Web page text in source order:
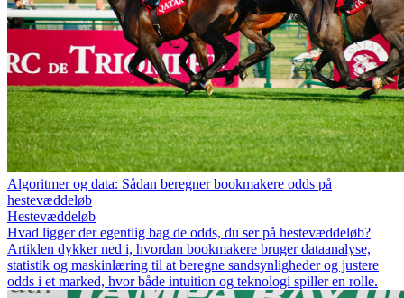
Algoritmer og data: Sådan beregner bookmakere odds på
hestevæddeløb
Hestevæddeløb
Hvad ligger der egentlig bag de odds, du ser på hestevæddeløb?
Artiklen dykker ned i, hvordan bookmakere bruger dataanalyse,
statistik og maskinlæring til at beregne sandsynligheder og justere
odds i et marked, hvor både intuition og teknologi spiller en rolle.